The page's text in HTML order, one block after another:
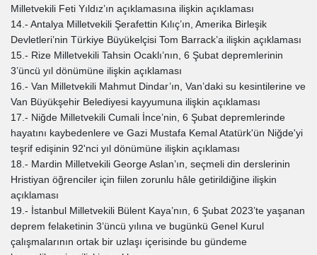
Milletvekili Feti Yıldız’ın açıklamasına ilişkin açıklaması
14.- Antalya Milletvekili Şerafettin Kılıç’ın, Amerika Birleşik
Devletleri’nin Türkiye Büyükelçisi Tom Barrack’a ilişkin açıklaması
15.- Rize Milletvekili Tahsin Ocaklı’nın, 6 Şubat depremlerinin
3’üncü yıl dönümüne ilişkin açıklaması
16.- Van Milletvekili Mahmut Dindar’ın, Van’daki su kesintilerine ve
Van Büyükşehir Belediyesi kayyumuna ilişkin açıklaması
17.- Niğde Milletvekili Cumali İnce’nin, 6 Şubat depremlerinde
hayatını kaybedenlere ve Gazi Mustafa Kemal Atatürk'ün Niğde'yi
teşrif edişinin 92'nci yıl dönümüne ilişkin açıklaması
18.- Mardin Milletvekili George Aslan’ın, seçmeli din derslerinin
Hristiyan öğrenciler için fiilen zorunlu hâle getirildiğine ilişkin
açıklaması
19.- İstanbul Milletvekili Bülent Kaya’nın, 6 Şubat 2023’te yaşanan
deprem felaketinin 3’üncü yılına ve bugünkü Genel Kurul
çalışmalarının ortak bir uzlaşı içerisinde bu gündeme